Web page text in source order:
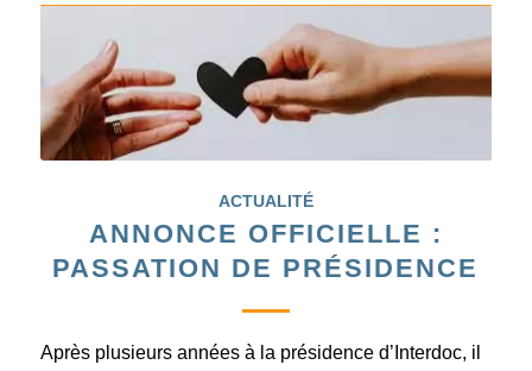
ACTUALITÉ
ANNONCE OFFICIELLE :
PASSATION DE PRÉSIDENCE
Après plusieurs années à la présidence d’Interdoc, il